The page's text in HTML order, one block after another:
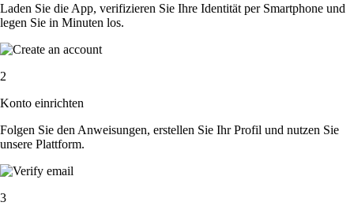
Laden Sie die App, verifizieren Sie Ihre Identität per Smartphone und
legen Sie in Minuten los.
2
Konto einrichten
Folgen Sie den Anweisungen, erstellen Sie Ihr Profil und nutzen Sie
unsere Plattform.
3